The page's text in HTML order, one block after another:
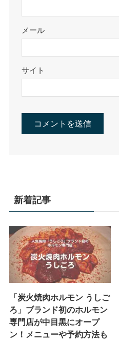
メール
サイト
新着記事
「炭火焼肉ホルモン うしご
ろ」ブランド初のホルモン
専門店が中目黒にオープ
ン！メニューや予約方法も